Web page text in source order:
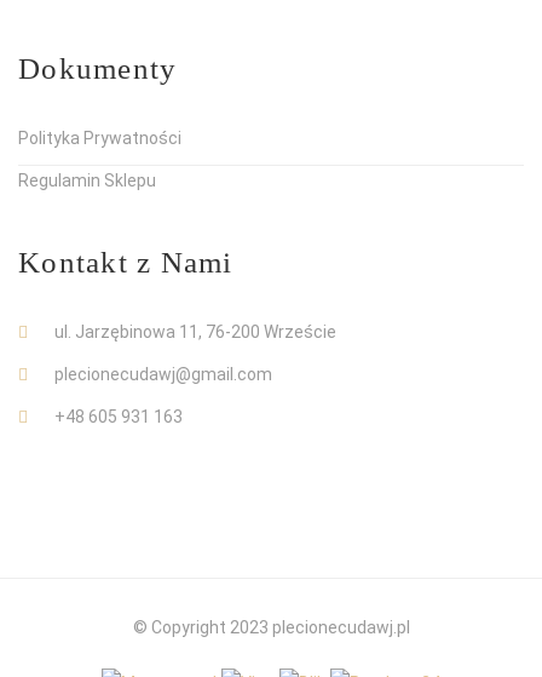
Dokumenty
Polityka Prywatności
Regulamin Sklepu
Kontakt z Nami
ul. Jarzębinowa 11, 76-200 Wrzeście
plecionecudawj@gmail.com
+48 605 931 163
© Copyright 2023 plecionecudawj.pl